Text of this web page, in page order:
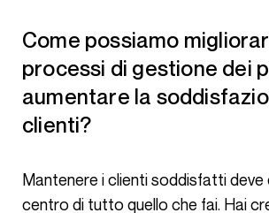
Come possiamo migliorare i nostri
processi di gestione dei
aumentare la
clienti?
Mantenere i clienti soddisfatti deve essere al
centro di tutto quello che fai. Hai